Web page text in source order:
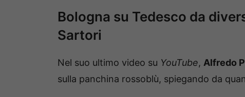
Bologna su Tedesco da
Sartori
Nel suo ultimo video su YouTube, Alfredo
sulla panchina rossoblù, spiegando da